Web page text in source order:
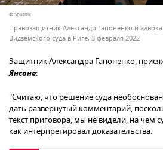
© Sputnik
Правозащитник Александр Гапоненко и
Видземского суда в Риге, 3 февраля 2022
Защитник Александра Гапоненко,
Янсоне:
"Считаю, что решение суда
дать развернутый комментарий,
текст приговора, мы не видели, на чем
как интерпретировал доказательства.